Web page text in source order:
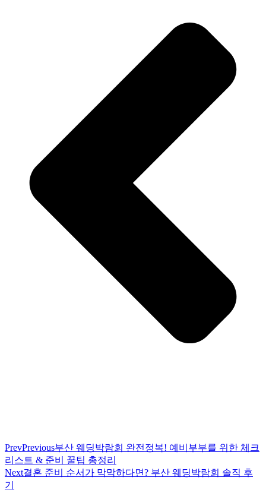
PrevPrevious부산 웨딩박람회 완전정복! 예비부부를 위한 체크
리스트 & 준비 꿀팁 총정리
Next결혼 준비 순서가 막막하다면? 부산 웨딩박람회 솔직 후
기